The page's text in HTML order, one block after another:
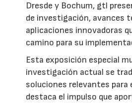
Dresde y Bochum, gtl
de investigación, avances
aplicaciones innovadoras
camino para su
Esta exposición especial
investigación actual se
soluciones relevantes para
destaca el impulso que